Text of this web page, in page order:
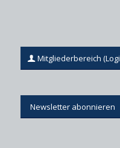
Mitgliederbereich
Newsletter abonnieren